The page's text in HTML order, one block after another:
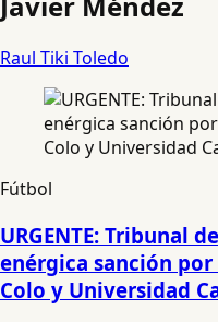
Raul Tiki Toledo
Fútbol
URGENTE: Tribunal
enérgica sanción
Colo y Universidad